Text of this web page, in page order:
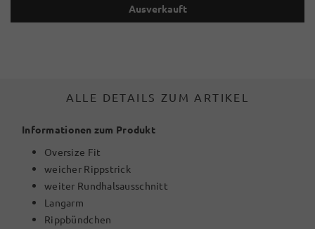
Ausverkauft
ALLE DETAILS ZUM ARTIKEL
Informationen zum Produkt
Oversize Fit
weicher Rippstrick
weiter Rundhalsausschnitt
Langarm
Rippbündchen